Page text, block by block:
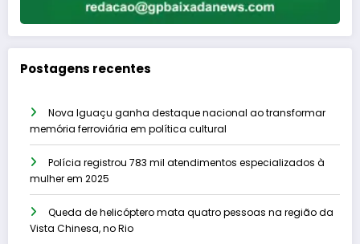
Postagens recentes
Nova Iguaçu ganha destaque nacional ao transformar
memória ferroviária em política cultural
Polícia registrou 783 mil atendimentos especializados à
mulher em 2025
Queda de helicóptero mata quatro pessoas na região da
Vista Chinesa, no Rio